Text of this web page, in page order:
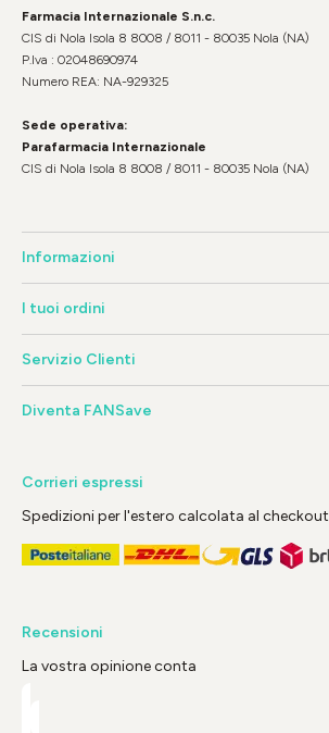
Farmacia Internazionale S.n.c.
CIS di Nola Isola 8 8008 / 8011 - 80035 Nola (NA)
P.Iva : 02048690974
Numero REA: NA-929325
Sede operativa:
Parafarmacia Internazionale
CIS di Nola Isola 8 8008 / 8011 - 80035 Nola (NA)
Informazioni
I tuoi ordini
Servizio Clienti
Diventa FANSave
Corrieri espressi
Spedizioni per l'estero calcolata al checkout
Recensioni
La vostra opinione conta